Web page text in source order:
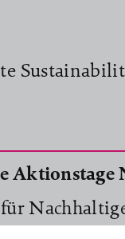
Aktionstage